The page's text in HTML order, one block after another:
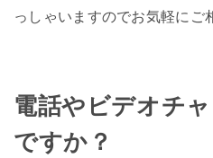
っしゃいますのでお気軽にご
電話やビデオチ
ですか？